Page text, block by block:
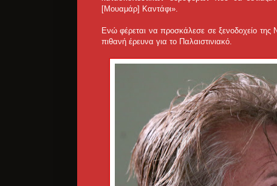
[Μουαμάρ] Καντάφι».
Ενώ φέρεται να προσκάλεσε σε ξενοδοχείο της
πιθανή έρευνα για το Παλαιστινιακό.